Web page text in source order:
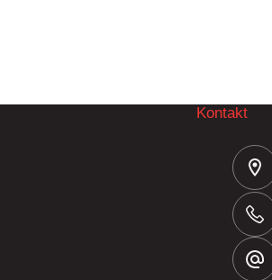
Kontakt